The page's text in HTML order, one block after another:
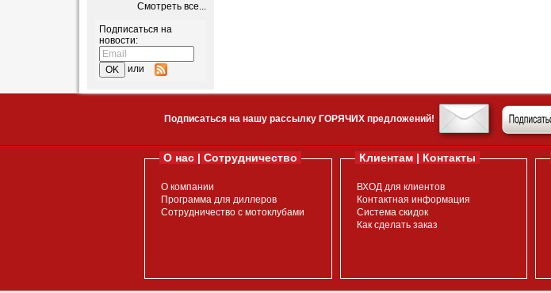
Смотреть все...
Подписаться на
новости:
или
Подписаться на нашу рассылку ГОРЯЧИХ предложений!
О нас | Сотрудничество
О компании
Программа для диллеров
Сотрудничество с мотоклубами
Клиентам | Контакты
ВХОД для клиентов
Контактная информация
Система скидок
Как сделать заказ